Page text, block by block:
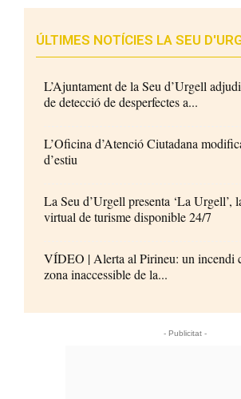
ÚLTIMES NOTÍCIES LA SEU
L’Ajuntament de la Seu d’Urgell
de detecció de desperfectes a...
L’Oficina d’Atenció Ciutadana
d’estiu
La Seu d’Urgell presenta ‘La Urgell’,
virtual de turisme disponible 24/7
VÍDEO | Alerta al Pirineu: un incendi
zona inaccessible de la...
- Publicitat -